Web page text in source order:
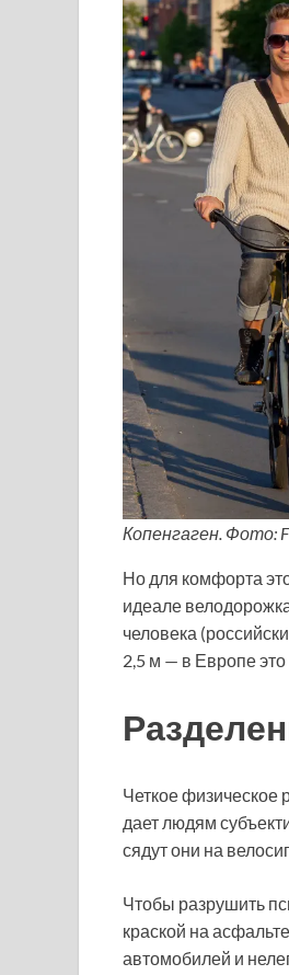
Копенгаген. Фото:
Но для комфорта
идеале
человека
2,5 м — в Европе
Четкое физическое
дает людям
сядут они на
Чтобы разрушить
краской на
автомобилей и